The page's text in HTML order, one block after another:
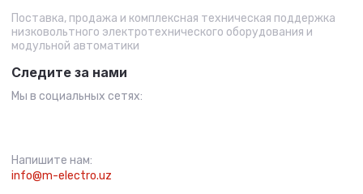
Поставка, продажа и комплексная техническая поддержка
низковольтного электротехнического оборудования и
модульной автоматики
Следите за нами
Мы в социальных сетях:
Напишите нам:
info@m-electro.uz